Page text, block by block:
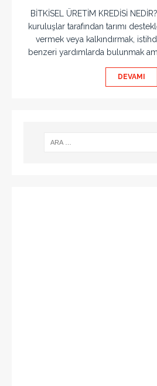
BİTKİSEL ÜRETİM KREDİSİ
kuruluşlar tarafından tarımı
vermek veya kalkındırmak,
benzeri yardımlarda bulunmak
DEVAMI